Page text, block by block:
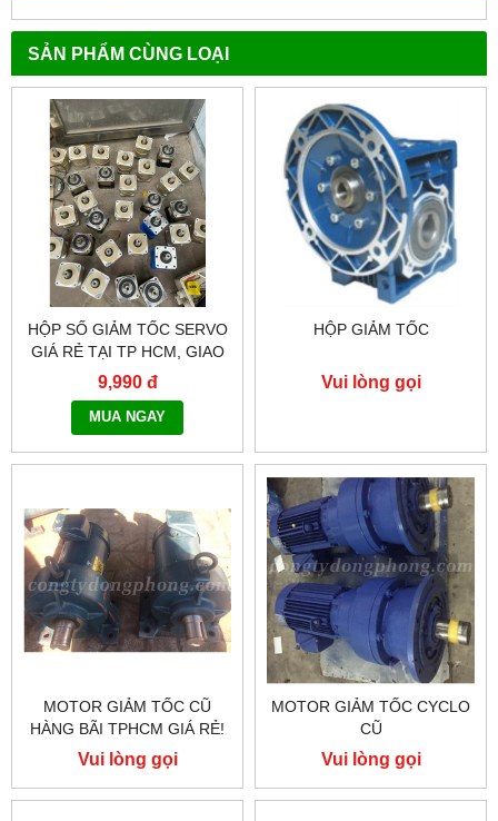
SẢN PHẨM CÙNG LOẠI
HỘP SỐ GIẢM TỐC SERVO
GIÁ RẺ TẠI TP HCM, GIAO
HÀNG TOÀN QUỐC NHANH
CHÓNG - 0917.882.099
9,990 đ
MUA NGAY
HỘP GIẢM TỐC
Vui lòng gọi
MOTOR GIẢM TỐC CŨ
HÀNG BÃI TPHCM GIÁ RẺ!
Vui lòng gọi
MOTOR GIẢM TỐC CYCLO
CŨ
Vui lòng gọi